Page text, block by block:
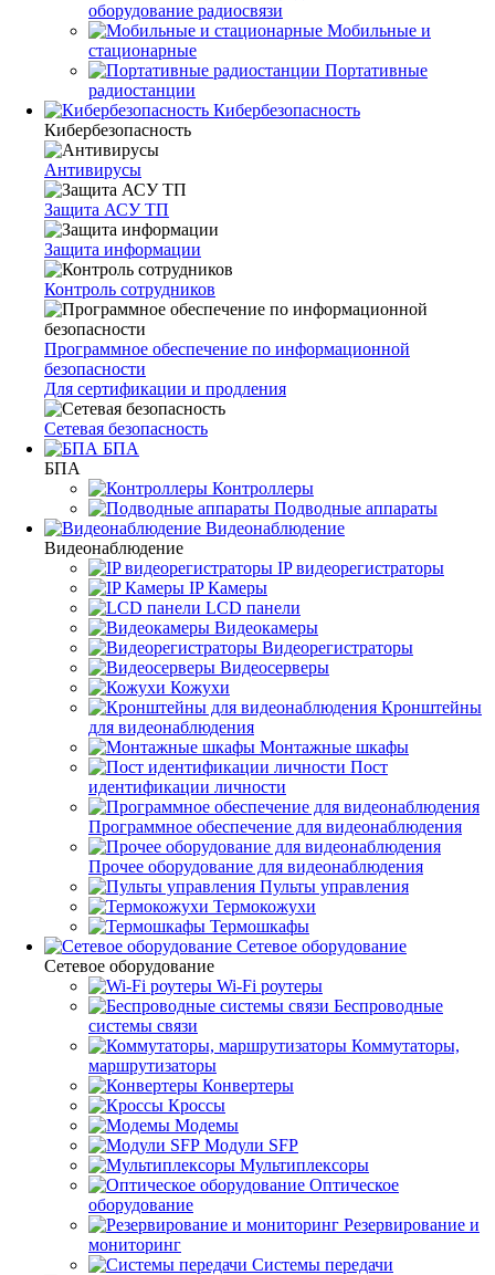
оборудование радиосвязи
Мобильные и
стационарные
Портативные
радиостанции
Кибербезопасность
Кибербезопасность
Антивирусы
Защита АСУ ТП
Защита информации
Контроль сотрудников
Программное обеспечение по информационной
безопасности
Для сертификации и продления
Сетевая безопасность
БПА
БПА
Контроллеры
Подводные аппараты
Видеонаблюдение
Видеонаблюдение
IP видеорегистраторы
IP Камеры
LCD панели
Видеокамеры
Видеорегистраторы
Видеосерверы
Кожухи
Кронштейны
для видеонаблюдения
Монтажные шкафы
Пост
идентификации личности
Программное обеспечение для видеонаблюдения
Прочее оборудование для видеонаблюдения
Пульты управления
Термокожухи
Термошкафы
Сетевое оборудование
Сетевое оборудование
Wi-Fi роутеры
Беспроводные
системы связи
Коммутаторы,
маршрутизаторы
Конвертеры
Кроссы
Модемы
Модули SFP
Мультиплексоры
Оптическое
оборудование
Резервирование и
мониторинг
Системы передачи